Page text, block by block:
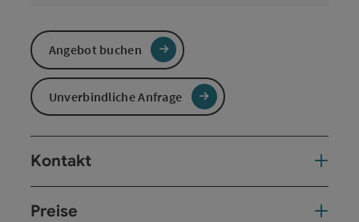
Angebot buchen
Unverbindliche Anfrage
Kontakt
Preise